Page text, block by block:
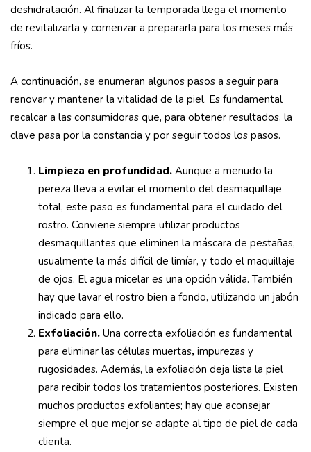
deshidratación. Al finalizar la temporada llega el momento
de revitalizarla y comenzar a prepararla para los meses más
fríos.
A continuación, se enumeran algunos pasos a seguir para
renovar y mantener la vitalidad de la piel. Es fundamental
recalcar a las consumidoras que, para obtener resultados, la
clave pasa por la constancia y por seguir todos los pasos.
Limpieza en profundidad. Aunque a menudo la
pereza lleva a evitar el momento del desmaquillaje
total, este paso es fundamental para el cuidado del
rostro. Conviene siempre utilizar productos
desmaquillantes que eliminen la máscara de pestañas,
usualmente la más difícil de limíar, y todo el maquillaje
de ojos. El agua micelar es una opción válida. También
hay que lavar el rostro bien a fondo, utilizando un jabón
indicado para ello.
Exfoliación. Una correcta exfoliación es fundamental
para eliminar las células muertas, impurezas y
rugosidades. Además, la exfoliación deja lista la piel
para recibir todos los tratamientos posteriores. Existen
muchos productos exfoliantes; hay que aconsejar
siempre el que mejor se adapte al tipo de piel de cada
clienta.